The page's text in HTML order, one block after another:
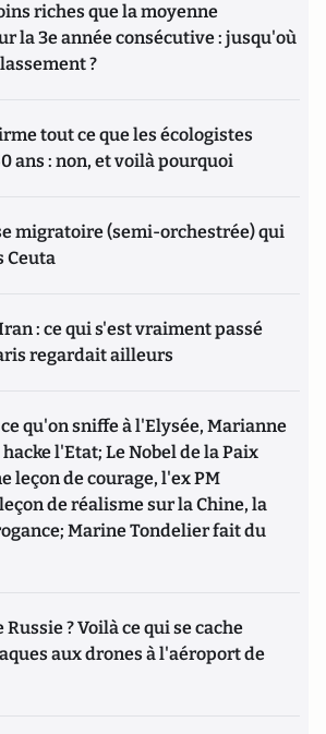
riches que la moyenne
la 3e année consécutive : jusqu'où
?
tout ce que les écologistes
ans : non, et voilà pourquoi
migratoire (semi-orchestrée) qui
Ceuta
: ce qui s'est vraiment passé
regardait ailleurs
qu'on sniffe à l'Elysée, Marianne
l'Etat; Le Nobel de la Paix
leçon de courage, l'ex PM
de réalisme sur la Chine, la
Marine Tondelier fait du
Russie ? Voilà ce qui se cache
aux drones à l'aéroport de